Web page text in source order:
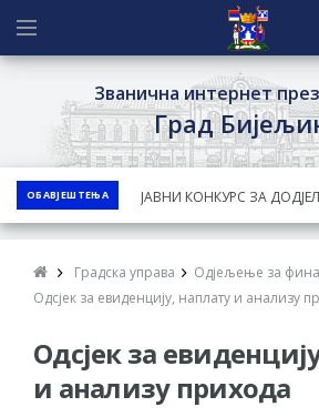
Званична интернет
Град
ОБАВЈЕШТЕЊА
ЈАВНИ КОНКУРС ЗА
БЕСПОВРАТНИХ
КУЋЕ СА ОКУЋНИЦОМ НА
Обавјештење за
Нукић
Градска управа
Одјељење за
Одсјек за евиденцију, наплату и анализу
Одсјек за
и анализу прихода